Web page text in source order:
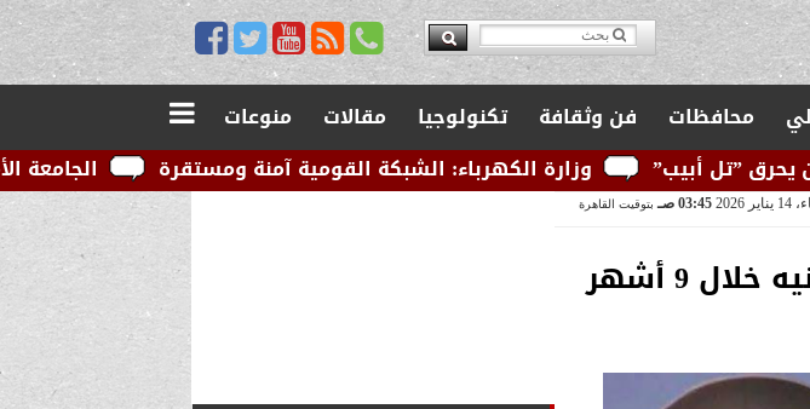
محافظات فن وثقافة تكنولوجيا مقالات
منوعات
الجامعة الأمريكية
وزارة الكهرباء: الشبكة القومية آمنة ومستقرة
2026 03:45 صـ بتوقيت القاهرة
HSBC مصر يسجل خسائر تشغيل 1.6 مليار جنيه خلال 9 أشهر